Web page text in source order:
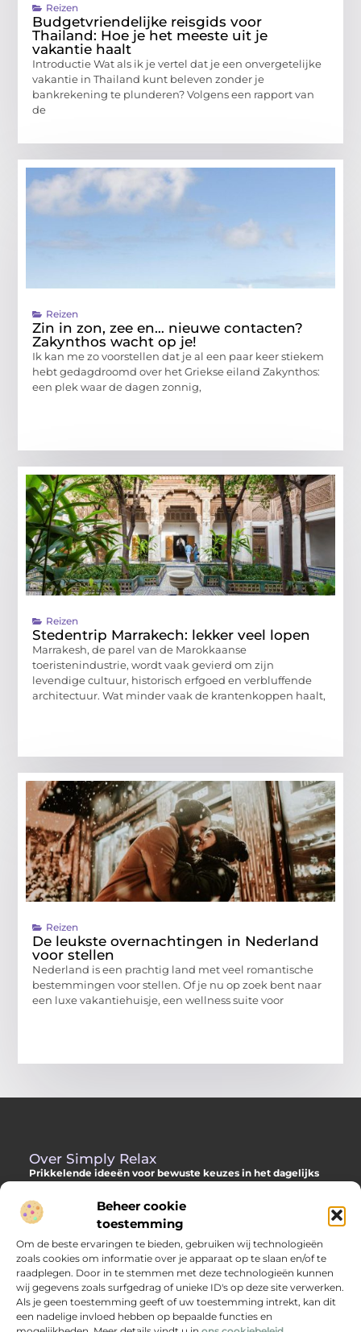
Beheer cookie
toestemming
Om de beste ervaringen te bieden, gebruiken wij technologieën
zoals cookies om informatie over je apparaat op te slaan en/of te
raadplegen. Door in te stemmen met deze technologieën kunnen
wij gegevens zoals surfgedrag of unieke ID's op deze site verwerken.
Als je geen toestemming geeft of uw toestemming intrekt, kan dit
een nadelige invloed hebben op bepaalde functies en
Reizen
Budgetvriendelijke reisgids voor
Thailand: Hoe je het meeste uit je
vakantie haalt
Introductie Wat als ik je vertel dat je een onvergetelijke
vakantie in Thailand kunt beleven zonder je
bankrekening te plunderen? Volgens een rapport van
de
Reizen
Zin in zon, zee en… nieuwe contacten?
Zakynthos wacht op je!
Ik kan me zo voorstellen dat je al een paar keer stiekem
hebt gedagdroomd over het Griekse eiland Zakynthos:
een plek waar de dagen zonnig,
Reizen
Stedentrip Marrakech: lekker veel lopen
Marrakesh, de parel van de Marokkaanse
toeristenindustrie, wordt vaak gevierd om zijn
levendige cultuur, historisch erfgoed en verbluffende
architectuur. Wat minder vaak de krantenkoppen haalt,
Reizen
De leukste overnachtingen in Nederland
voor stellen
Nederland is een prachtig land met veel romantische
bestemmingen voor stellen. Of je nu op zoek bent naar
een luxe vakantiehuisje, een wellness suite voor
Over Simply Relax
Prikkelende ideeën voor bewuste keuzes in het dagelijks
Laat je inspireren door diverse content vol slimme adviezen,
verdiepende inzichten en originele invalshoeken. Alles om jou
te helpen met meer helderheid en richting je dag door te
komen.
Main Links